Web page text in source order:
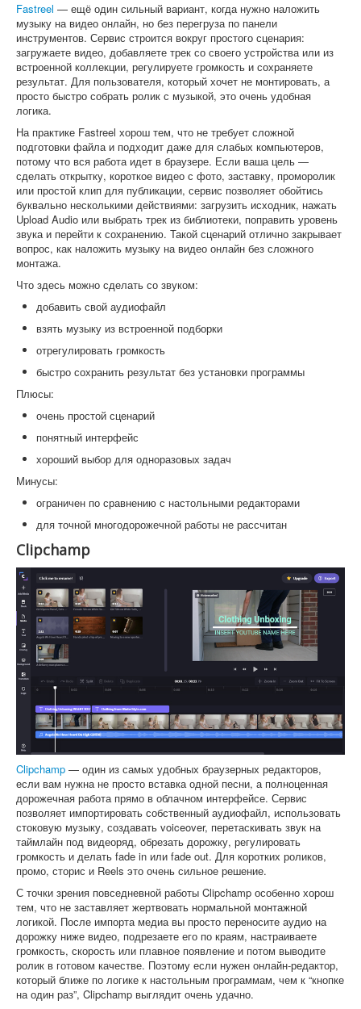
Fastreel — ещё один сильный вариант, когда нужно наложить
музыку на видео онлайн, но без перегруза по панели
инструментов. Сервис строится вокруг простого сценария:
загружаете видео, добавляете трек со своего устройства или из
встроенной коллекции, регулируете громкость и сохраняете
результат. Для пользователя, который хочет не монтировать, а
просто быстро собрать ролик с музыкой, это очень удобная
логика.
На практике Fastreel хорош тем, что не требует сложной
подготовки файла и подходит даже для слабых компьютеров,
потому что вся работа идет в браузере. Если ваша цель —
сделать открытку, короткое видео с фото, заставку, проморолик
или простой клип для публикации, сервис позволяет обойтись
буквально несколькими действиями: загрузить исходник, нажать
Upload Audio или выбрать трек из библиотеки, поправить уровень
звука и перейти к сохранению. Такой сценарий отлично закрывает
вопрос, как наложить музыку на видео онлайн без сложного
монтажа.
Что здесь можно сделать со звуком:
добавить свой аудиофайл
взять музыку из встроенной подборки
отрегулировать громкость
быстро сохранить результат без установки программы
Плюсы:
очень простой сценарий
понятный интерфейс
хороший выбор для одноразовых задач
Минусы:
ограничен по сравнению с настольными редакторами
для точной многодорожечной работы не рассчитан
Clipchamp
Clipchamp — один из самых удобных браузерных редакторов,
если вам нужна не просто вставка одной песни, а полноценная
дорожечная работа прямо в облачном интерфейсе. Сервис
позволяет импортировать собственный аудиофайл, использовать
стоковую музыку, создавать voiceover, перетаскивать звук на
таймлайн под видеоряд, обрезать дорожку, регулировать
громкость и делать fade in или fade out. Для коротких роликов,
промо, сторис и Reels это очень сильное решение.
С точки зрения повседневной работы Clipchamp особенно хорош
тем, что не заставляет жертвовать нормальной монтажной
логикой. После импорта медиа вы просто переносите аудио на
дорожку ниже видео, подрезаете его по краям, настраиваете
громкость, скорость или плавное появление и потом выводите
ролик в готовом качестве. Поэтому если нужен онлайн-редактор,
который ближе по логике к настольным программам, чем к “кнопке
на один раз”, Clipchamp выглядит очень удачно.